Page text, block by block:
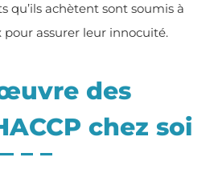
qu’ils achètent sont soumis à
assurer leur innocuité.
des
chez soi